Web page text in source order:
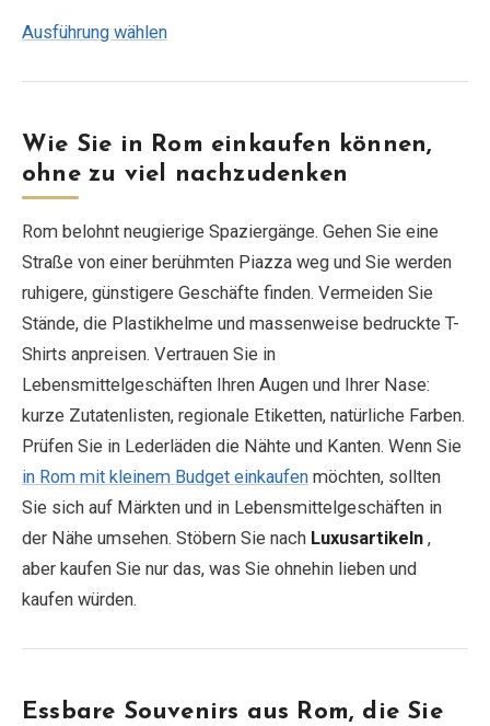
Ausführung wählen
Wie Sie in Rom einkaufen können,
ohne zu viel nachzudenken
Rom belohnt neugierige Spaziergänge. Gehen Sie eine
Straße von einer berühmten Piazza weg und Sie werden
ruhigere, günstigere Geschäfte finden. Vermeiden Sie
Stände, die Plastikhelme und massenweise bedruckte T-
Shirts anpreisen. Vertrauen Sie in
Lebensmittelgeschäften Ihren Augen und Ihrer Nase:
kurze Zutatenlisten, regionale Etiketten, natürliche Farben.
Prüfen Sie in Lederläden die Nähte und Kanten. Wenn Sie
in Rom mit kleinem Budget einkaufen möchten, sollten
Sie sich auf Märkten und in Lebensmittelgeschäften in
der Nähe umsehen. Stöbern Sie nach Luxusartikeln ,
aber kaufen Sie nur das, was Sie ohnehin lieben und
kaufen würden.
Essbare Souvenirs aus Rom, die Sie